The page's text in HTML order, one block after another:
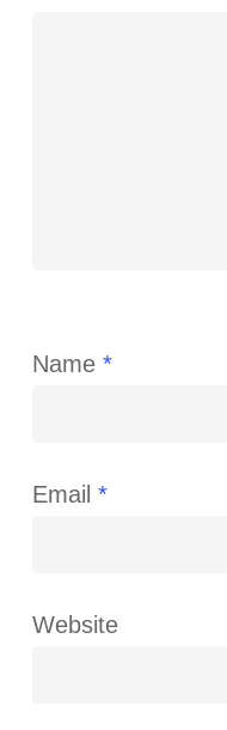
Name *
Email *
Website